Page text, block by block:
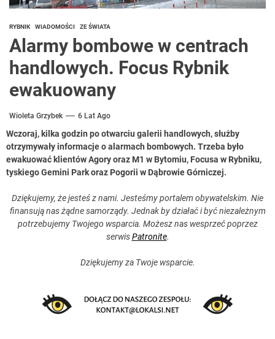
RYBNIK WIADOMOŚCI ZE ŚWIATA
Alarmy bombowe w centrach
handlowych. Focus Rybnik
ewakuowany
Wioleta Grzybek 6 Lat Ago
Wczoraj, kilka godzin po otwarciu galerii handlowych, służby
otrzymywały informacje o alarmach bombowych. Trzeba było
ewakuować klientów Agory oraz M1 w Bytomiu, Focusa w Rybniku,
tyskiego Gemini Park oraz Pogorii w Dąbrowie Górniczej.
Dziękujemy, że jesteś z nami. Jesteśmy portalem obywatelskim. Nie
finansują nas żądne samorządy. Jednak by działać i być niezależnym
potrzebujemy Twojego wsparcia. Możesz nas wesprzeć poprzez
serwisPatronite.
Dziękujemy za Twoje wsparcie.